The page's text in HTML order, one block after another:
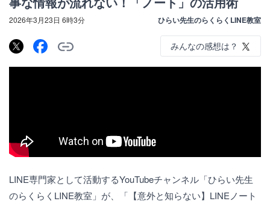
2026年3月23日 6時3分 ひらい先生のらくらくLINE教室
みんなの感想は？
LINE専門家として活動するYouTubeチャンネル「ひらい先生
のらくらくLINE教室」が、「【意外と知らない】LINEノート